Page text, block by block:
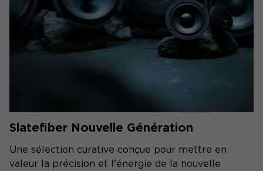
Slatefiber Nouvelle Génération
Une sélection curative conçue pour mettre en
valeur la précision et l'énergie de la nouvelle